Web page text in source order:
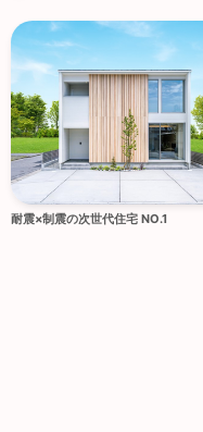
耐震×制震の次世代住宅 NO.1